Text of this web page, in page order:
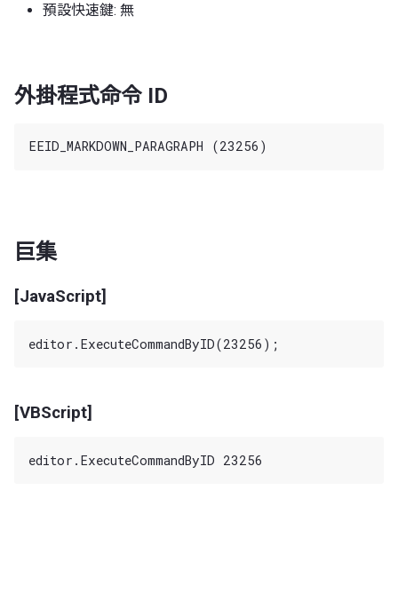
預設快速鍵: 無
外掛程式命令 ID
巨集
[JavaScript]
[VBScript]